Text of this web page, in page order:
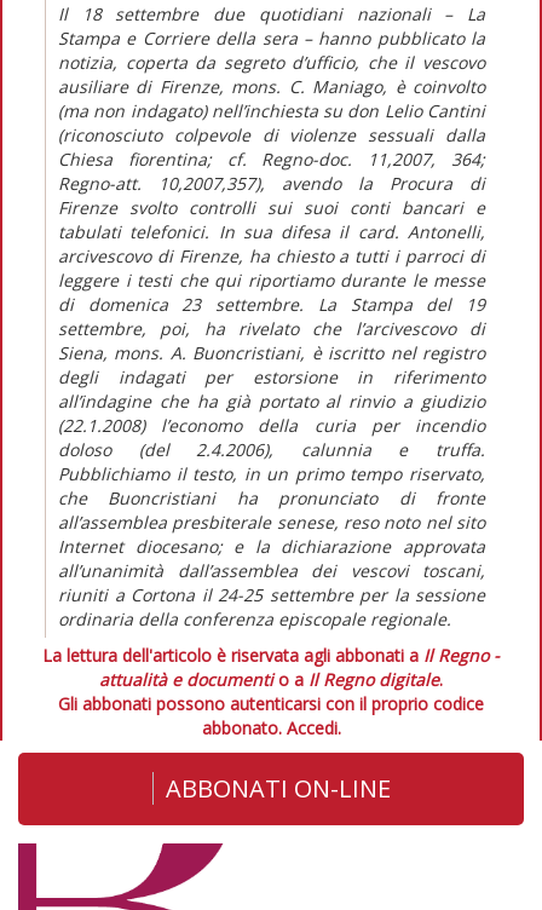
Il 18 settembre due quotidiani nazionali – La
Stampa e Corriere della sera – hanno pubblicato la
notizia, coperta da segreto d’ufficio, che il vescovo
ausiliare di Firenze, mons. C. Maniago, è coinvolto
(ma non indagato) nell’inchiesta su don Lelio Cantini
(riconosciuto colpevole di violenze sessuali dalla
Chiesa fiorentina; cf. Regno-doc. 11,2007, 364;
Regno-att. 10,2007,357), avendo la Procura di
Firenze svolto controlli sui suoi conti bancari e
tabulati telefonici. In sua difesa il card. Antonelli,
arcivescovo di Firenze, ha chiesto a tutti i parroci di
leggere i testi che qui riportiamo durante le messe
di domenica 23 settembre. La Stampa del 19
settembre, poi, ha rivelato che l’arcivescovo di
Siena, mons. A. Buoncristiani, è iscritto nel registro
degli indagati per estorsione in riferimento
all’indagine che ha già portato al rinvio a giudizio
(22.1.2008) l’economo della curia per incendio
doloso (del 2.4.2006), calunnia e truffa.
Pubblichiamo il testo, in un primo tempo riservato,
che Buoncristiani ha pronunciato di fronte
all’assemblea presbiterale senese, reso noto nel sito
Internet diocesano; e la dichiarazione approvata
all’unanimità dall’assemblea dei vescovi toscani,
riuniti a Cortona il 24-25 settembre per la sessione
ordinaria della conferenza episcopale regionale.
La lettura dell'articolo è riservata agli abbonati a Il Regno -
attualità e documentio a Il Regno digitale.
Gli abbonati possono autenticarsi con il proprio codice
abbonato. Accedi.
ABBONATI ON-LINE